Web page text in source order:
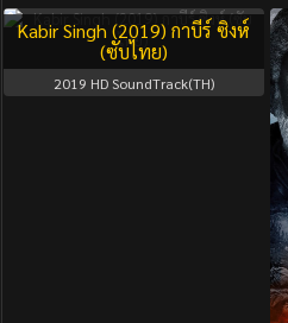
Kabir Singh (2019) กาบีร์ ซิงห์
(ซับไทย)
2019 HD SoundTrack(TH)